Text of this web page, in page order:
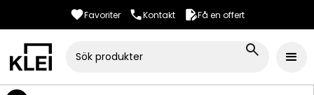
Favoriter Kontakt Få en offert